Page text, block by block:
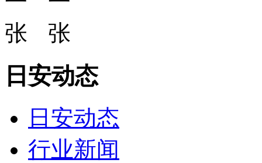
日安动态
日安动态
行业新闻